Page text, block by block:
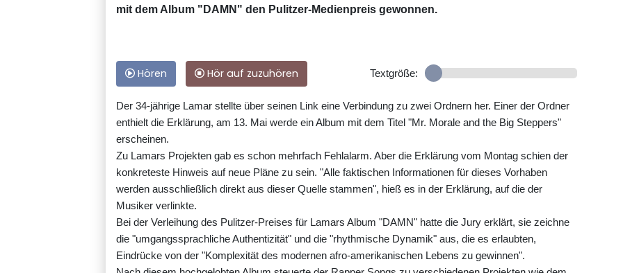
mit dem Album "DAMN" den Pulitzer-Medienpreis gewonnen.
Hören Hör auf zuzuhören Textgröße:
Der 34-jährige Lamar stellte über seinen Link eine Verbindung zu zwei Ordnern her. Einer der Ordner
enthielt die Erklärung, am 13. Mai werde ein Album mit dem Titel "Mr. Morale and the Big Steppers"
erscheinen.
Zu Lamars Projekten gab es schon mehrfach Fehlalarm. Aber die Erklärung vom Montag schien der
konkreteste Hinweis auf neue Pläne zu sein. "Alle faktischen Informationen für dieses Vorhaben
werden ausschließlich direkt aus dieser Quelle stammen", hieß es in der Erklärung, auf die der
Musiker verlinkte.
Bei der Verleihung des Pulitzer-Preises für Lamars Album "DAMN" hatte die Jury erklärt, sie zeichne
die "umgangssprachliche Authentizität" und die "rhythmische Dynamik" aus, die es erlaubten,
Eindrücke von der "Komplexität des modernen afro-amerikanischen Lebens zu gewinnen".